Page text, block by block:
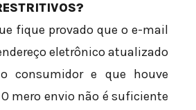
fique provado que o e-mail
eletrônico atualizado
consumidor e que houve
mero envio não é suficiente